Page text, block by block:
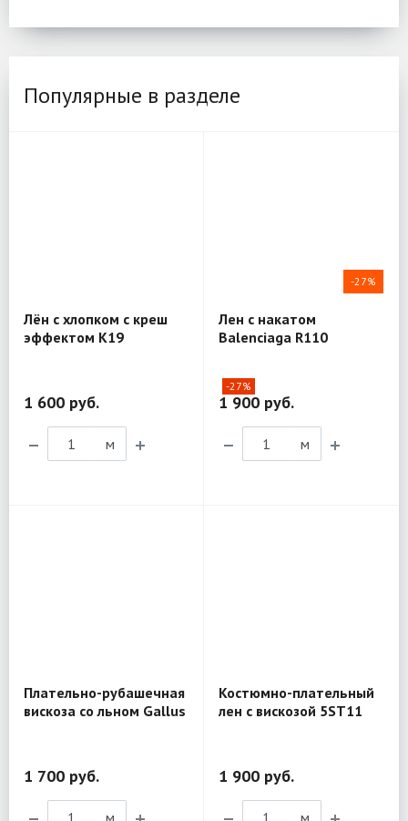
Популярные в разделе
Лён с хлопком с креш
эффектом K19
1 600 руб.
м
-27%
Лен с накатом
Balenciaga R110
-27%
1 900 руб.
м
Плательно-рубашечная
вискоза со льном Gallus
1 700 руб.
м
Костюмно-плательный
лен с вискозой 5ST11
1 900 руб.
м